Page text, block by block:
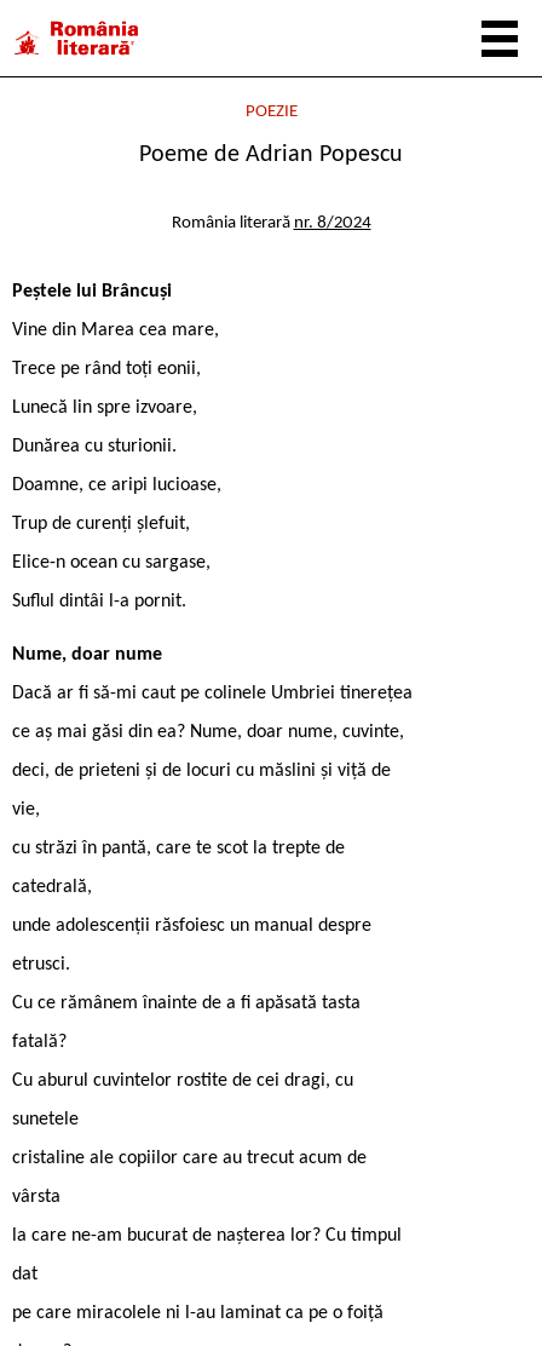
POEZIE
Poeme de Adrian Popescu
România literară nr. 8/2024
Peștele lui Brâncuși
Vine din Marea cea mare,
Trece pe rând toți eonii,
Lunecă lin spre izvoare,
Dunărea cu sturionii.
Doamne, ce aripi lucioase,
Trup de curenți șlefuit,
Elice-n ocean cu sargase,
Suflul dintâi l-a pornit.
Nume, doar nume
Dacă ar fi să-mi caut pe colinele Umbriei tinerețea
ce aș mai găsi din ea? Nume, doar nume, cuvinte,
deci, de prieteni și de locuri cu măslini și viță de
vie,
cu străzi în pantă, care te scot la trepte de
catedrală,
unde adolescenții răsfoiesc un manual despre
etrusci.
Cu ce rămânem înainte de a fi apăsată tasta
fatală?
Cu aburul cuvintelor rostite de cei dragi, cu
sunetele
cristaline ale copiilor care au trecut acum de
vârsta
la care ne-am bucurat de nașterea lor? Cu timpul
dat
pe care miracolele ni l-au laminat ca pe o foiță